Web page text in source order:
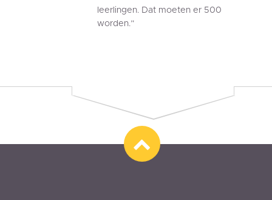
leerlingen. Dat moeten er 500
worden.”